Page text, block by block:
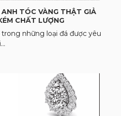
TÓC VÀNG THẬT GIẢ
CHẤT LƯỢNG
những loại đá được yêu